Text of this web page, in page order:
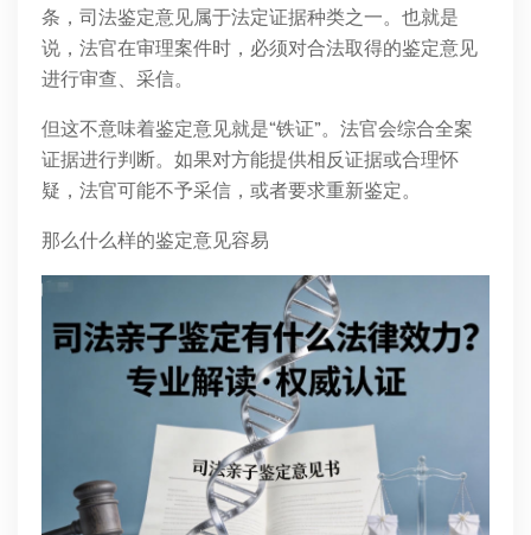
条，司法鉴定意见属于法定证据种类之一。也就是
说，法官在审理案件时，必须对合法取得的鉴定意见
进行审查、采信。
但这不意味着鉴定意见就是“铁证”。法官会综合全案
证据进行判断。如果对方能提供相反证据或合理怀
疑，法官可能不予采信，或者要求重新鉴定。
那么什么样的鉴定意见容易